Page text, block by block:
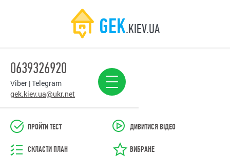
GEK.KIEV.UA
0639326920
Viber | Telegram
gek.kiev.ua@ukr.net
ПРОЙТИ ТЕСТ ДИВИТИСЯ ВІДЕО
СКЛАСТИ ПЛАН ВИБРАНЕ